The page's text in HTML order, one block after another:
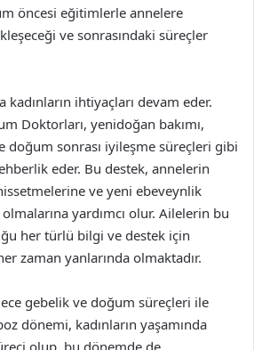
öncesi eğitimlerle annelere
ve sonrasındaki süreçler
kadınların ihtiyaçları devam eder.
Doktorları, yenidoğan bakımı,
doğum sonrası iyileşme süreçleri gibi
eder. Bu destek, annelerin
ve yeni ebeveynlik
yardımcı olur. Ailelerin bu
her türlü bilgi ve destek için
zaman yanlarında olmaktadır.
gebelik ve doğum süreçleri ile
dönemi, kadınların yaşamında
olup, bu dönemde de